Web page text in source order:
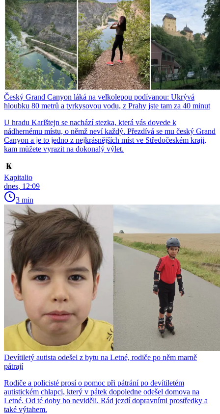
Český Grand Canyon láká na velkolepou podívanou: Ukrývá
hloubku 80 metrů a tyrkysovou vodu, z Prahy jste tam za 40 minut
U hradu Karlštejn se nachází stezka, která vás dovede k
nádhernému místu, o němž neví každý. Přezdívá se mu český Grand
Canyon a je to jedno z nejkrásnějších míst ve Středočeském kraji,
kam můžete vyrazit na dokonalý výlet.
Kapitalio
dnes, 12:09
3 min
Devítiletý autista odešel z bytu na Letné, rodiče po něm marně
pátrají
Rodiče a policisté prosí o pomoc při pátrání po devítiletém
autistickém chlapci, který v pátek dopoledne odešel domova na
Letné. Od té doby ho neviděli. Rád jezdí dopravními prostředky a
také výtahem.